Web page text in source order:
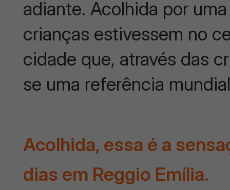
adiante. Acolhida por
crianças estivessem no
cidade que, através das
se uma referência
Acolhida, essa é a
dias em Reggio Emília.